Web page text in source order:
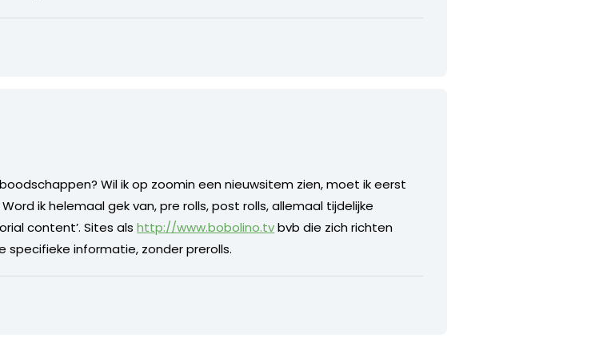
Wil ik op zoomin een nieuwsitem zien, moet ik eerst
ik helemaal gek van, pre rolls, post rolls, allemaal tijdelijke
content’. Sites alshttp://www.bobolino.tvbvb die zich richten
specifieke informatie, zonder prerolls.